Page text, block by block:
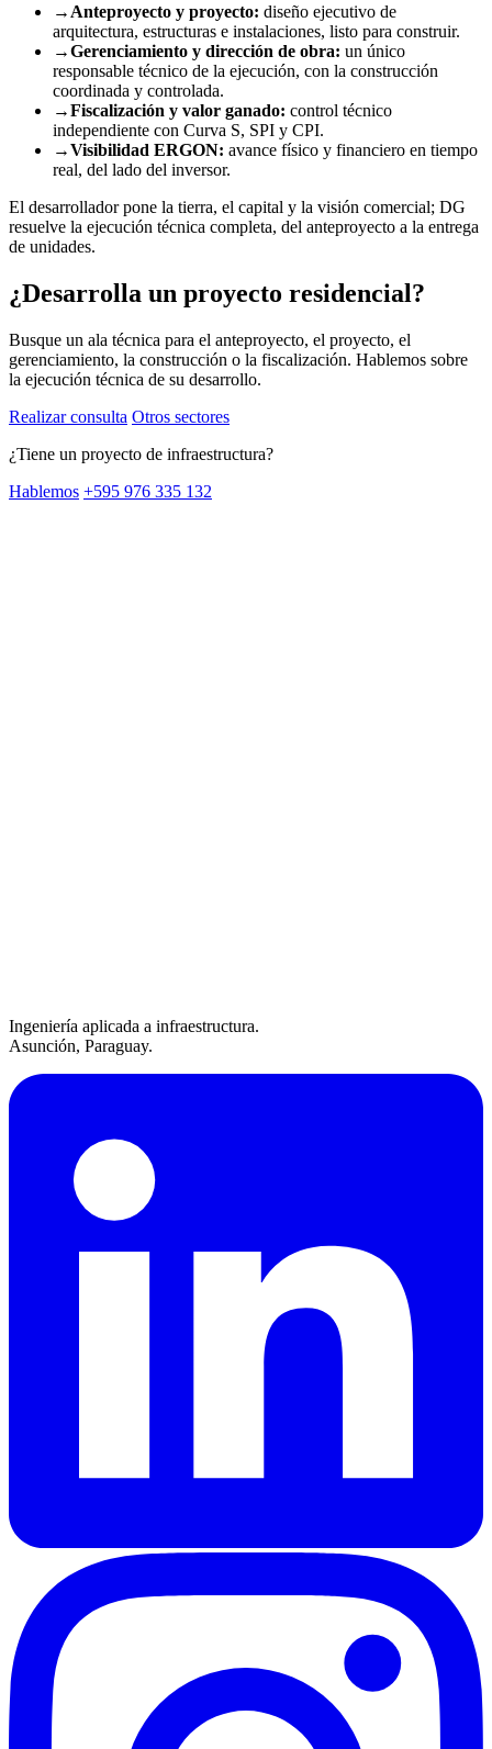
→ Anteproyecto y proyecto: diseño ejecutivo de
arquitectura, estructuras e instalaciones, listo para construir.
→Gerenciamiento y dirección de obra: un único
responsable técnico de la ejecución, con la construcción
coordinada y controlada.
→Fiscalización y valor ganado: control técnico
independiente con Curva S, SPI y CPI.
→Visibilidad ERGON: avance físico y financiero en tiempo
real, del lado del inversor.
El desarrollador pone la tierra, el capital y la visión comercial; DG
resuelve la ejecución técnica completa, del anteproyecto a la entrega
de unidades.
¿Desarrolla un proyecto residencial?
Busque un ala técnica para el anteproyecto, el proyecto, el
gerenciamiento, la construcción o la fiscalización. Hablemos sobre
la ejecución técnica de su desarrollo.
Realizar consulta Otros sectores
¿Tiene un proyecto de infraestructura?
Hablemos +595 976 335 132
Ingeniería aplicada a infraestructura.
Asunción, Paraguay.